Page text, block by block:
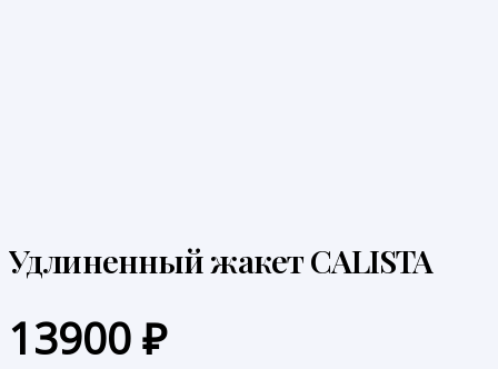
Удлиненный жакет CALISTA
13900₽